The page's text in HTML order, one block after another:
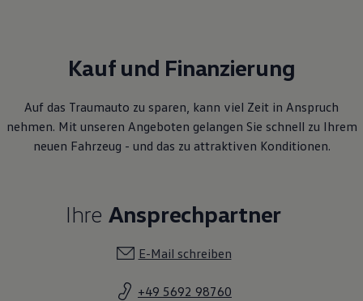
Kauf und Finanzierung
Auf das Traumauto zu sparen, kann viel Zeit in Anspruch
nehmen. Mit unseren Angeboten gelangen Sie schnell zu Ihrem
neuen Fahrzeug - und das zu attraktiven Konditionen.
Ihre Ansprechpartner
E-Mail schreiben
+49 5692 98760